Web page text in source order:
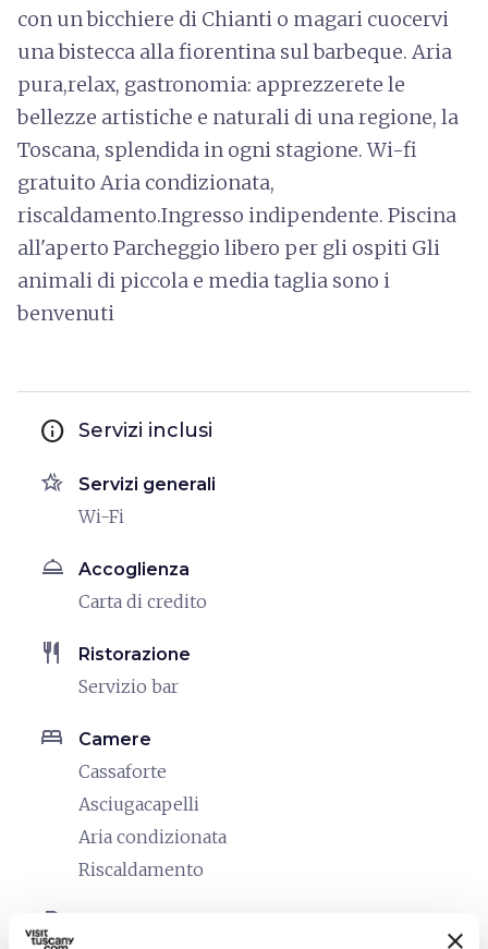
con un bicchiere di Chianti o magari cuocervi
una bistecca alla fiorentina sul barbeque. Aria
pura,relax, gastronomia: apprezzerete le
bellezze artistiche e naturali di una regione, la
Toscana, splendida in ogni stagione. Wi-fi
gratuito Aria condizionata,
riscaldamento.Ingresso indipendente. Piscina
all'aperto Parcheggio libero per gli ospiti Gli
animali di piccola e media taglia sono i
benvenuti
info Servizi inclusi
hotel_class Servizi generali
Wi-Fi
room_service Accoglienza
Carta di credito
restaurant Ristorazione
Servizio bar
bed Camere
Cassaforte
Asciugacapelli
Aria condizionata
Riscaldamento
local_parking